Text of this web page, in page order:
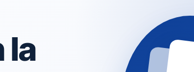
la